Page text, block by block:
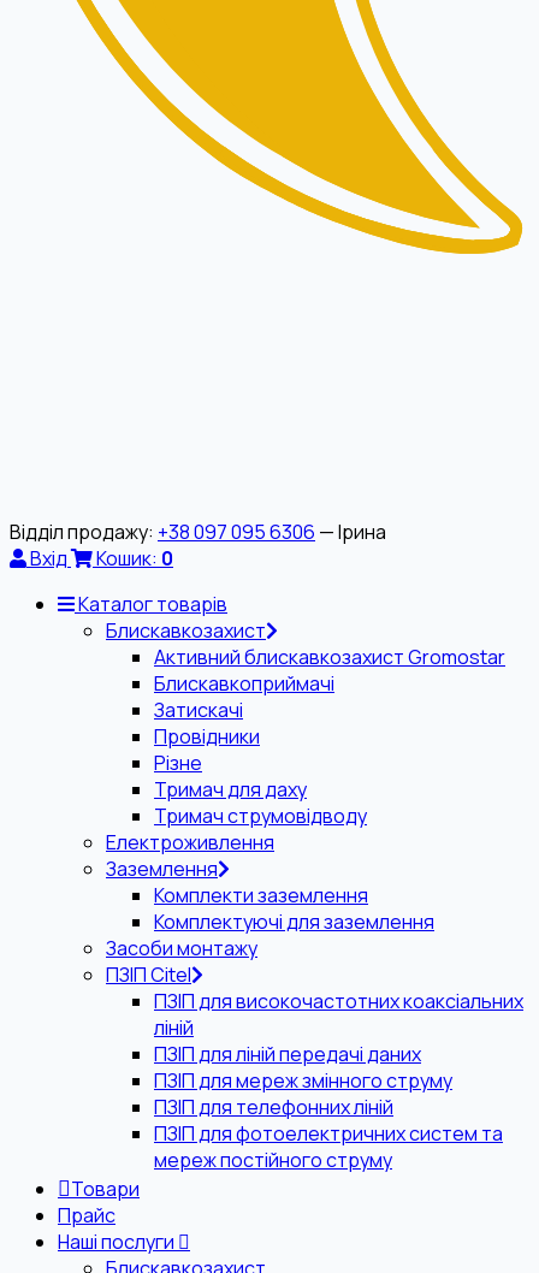
Відділ продажу: +38 097 095 6306 — Ірина
Вхід
Кошик: 0
Каталог товарів
Блискавкозахист
Активний блискавкозахист Gromostar
Блискавкоприймачі
Затискачі
Провідники
Різне
Тримач для даху
Тримач струмовідводу
Електроживлення
Заземлення
Комплекти заземлення
Комплектуючі для заземлення
Засоби монтажу
ПЗІП Citel
ПЗІП для високочастотних коаксіальних
ліній
ПЗІП для ліній передачі даних
ПЗІП для мереж змінного струму
ПЗІП для телефонних ліній
ПЗІП для фотоелектричних систем та
мереж постійного струму
Товари
Прайс
Наші послуги